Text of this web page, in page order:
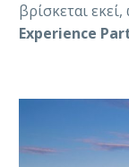
βρίσκεται
Experience